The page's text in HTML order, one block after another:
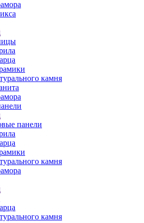
камня
панели
камня
камня